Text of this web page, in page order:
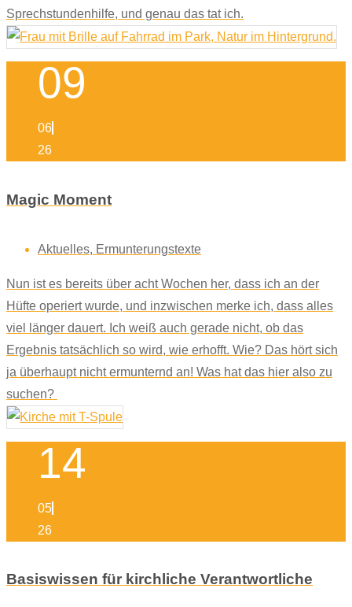
Sprechstundenhilfe, und genau das tat ich.
09
06
26
Magic Moment
Aktuelles, Ermunterungstexte
Nun ist es bereits über acht Wochen her, dass ich an der
Hüfte operiert wurde, und inzwischen merke ich, dass alles
viel länger dauert. Ich weiß auch gerade nicht, ob das
Ergebnis tatsächlich so wird, wie erhofft. Wie? Das hört sich
ja überhaupt nicht ermunternd an! Was hat das hier also zu
suchen?
14
05
26
Basiswissen für kirchliche Verantwortliche